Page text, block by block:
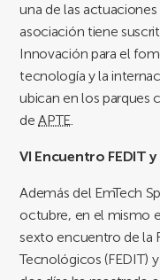
una de las
asociación tiene
Innovación para el
tecnología y la
ubican en los parques
deAPTE.
VI Encuentro FEDIT
Además del EmTech
octubre, en el mismo
sexto encuentro de la
Tecnológicos (FEDIT)